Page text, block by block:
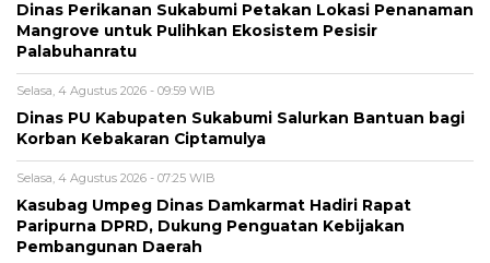
Dinas Perikanan Sukabumi Petakan Lokasi Penanaman
Mangrove untuk Pulihkan Ekosistem Pesisir
Palabuhanratu
Selasa, 4 Agustus 2026 - 09:59 WIB
Dinas PU Kabupaten Sukabumi Salurkan Bantuan bagi
Korban Kebakaran Ciptamulya
Selasa, 4 Agustus 2026 - 07:25 WIB
Kasubag Umpeg Dinas Damkarmat Hadiri Rapat
Paripurna DPRD, Dukung Penguatan Kebijakan
Pembangunan Daerah